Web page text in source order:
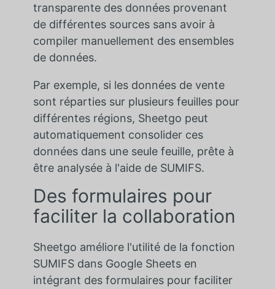
transparente des données provenant
de différentes sources sans avoir à
compiler manuellement des ensembles
de données.
Par exemple, si les données de vente
sont réparties sur plusieurs feuilles pour
différentes régions, Sheetgo peut
automatiquement consolider ces
données dans une seule feuille, prête à
être analysée à l'aide de SUMIFS.
Des formulaires pour
faciliter la collaboration
Sheetgo améliore l'utilité de la fonction
SUMIFS dans Google Sheets en
intégrant des formulaires pour faciliter